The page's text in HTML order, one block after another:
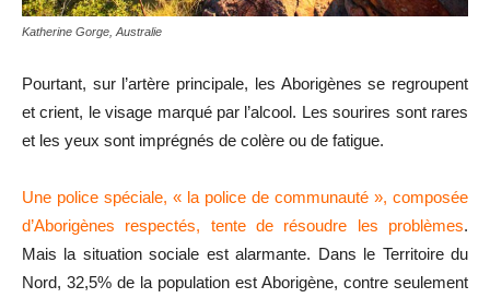
Katherine Gorge, Australie
Pourtant, sur l’artère principale, les Aborigènes se regroupent
et crient, le visage marqué par l’alcool. Les sourires sont rares
et les yeux sont imprégnés de colère ou de fatigue.
Une police spéciale, « la police de communauté », composée
d’Aborigènes respectés, tente de résoudre les problèmes.
Mais la situation sociale est alarmante. Dans le Territoire du
Nord, 32,5% de la population est Aborigène, contre seulement